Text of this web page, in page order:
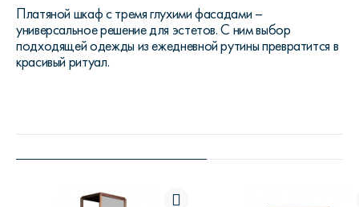
Платяной шкаф с тремя глухими фасадами –
универсальное решение для эстетов. С ним выбор
подходящей одежды из ежедневной рутины превратится в
красивый ритуал.